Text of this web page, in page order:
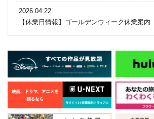
2026.04.22
【休業日情報】ゴールデンウィーク休業案内